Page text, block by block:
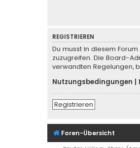
REGISTRIEREN
Du musst in diesem
zuzugreifen. Die Board-
verwandten Regelungen,
Nutzungsbedingungen
Registrieren
Foren-Übersicht